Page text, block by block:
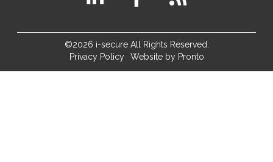
©2026 i-secure All Rights Reserved.
Privacy Policy
Website by Pronto